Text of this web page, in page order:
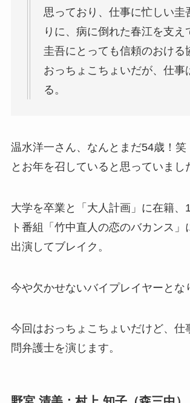
思っており、仕事に忙しい圭
りに、病に倒れた春江を支え
圭吾にとっても信頼のおける
おっちょこちょいだが、仕事
る。
温水洋一さん、なんとまだ54歳！
とお年を召していると思っていまし
大学を卒業と「大人計画」に在籍、
ト番組「竹中直人の恋のバカンス」
出演してブレイク。
今や欠かせないバイプレイヤーとな
今回はおっちょこちょいだけど、仕
問弁護士を演じます。